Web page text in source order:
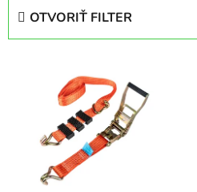
OTVORIŤ FILTER